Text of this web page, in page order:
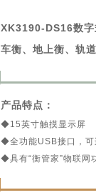
XK3190-DS16数字
车衡、地上衡、轨
产品特点：
◆15英寸触摸显示屏
◆全功能USB接口，可
◆具有“衡管家”物联网